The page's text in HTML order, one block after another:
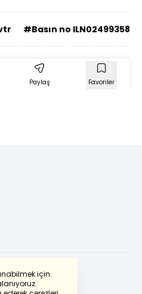
#Basın no ILN02499358
Paylaş Favoriler
için